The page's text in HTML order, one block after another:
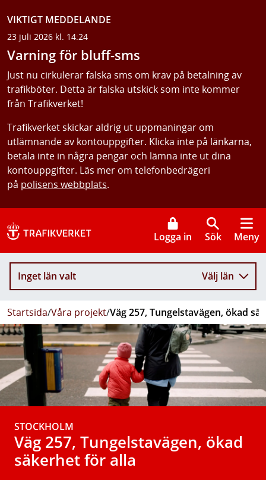
VIKTIGT MEDDELANDE
23 juli 2026 kl. 14:24
Varning för bluff-sms
Just nu cirkulerar falska sms om krav på betalning av
trafikböter. Detta är falska utskick som inte kommer
från Trafikverket!
Trafikverket skickar aldrig ut uppmaningar om
utlämnande av kontouppgifter. Klicka inte på länkarna,
betala inte in några pengar och lämna inte ut dina
kontouppgifter. Läs mer om telefonbedrägeri
på polisens webbplats.
Logga in Sök Meny
Inget län valt Välj län
Startsida/Våra projekt/Väg 257, Tungelstavägen, ökad
STOCKHOLM
Väg 257, Tungelstavägen, ökad
säkerhet för alla